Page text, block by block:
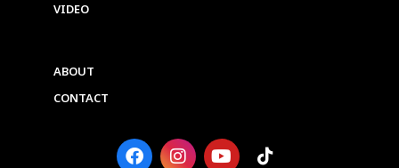
VIDEO
ABOUT
CONTACT
F I Y T